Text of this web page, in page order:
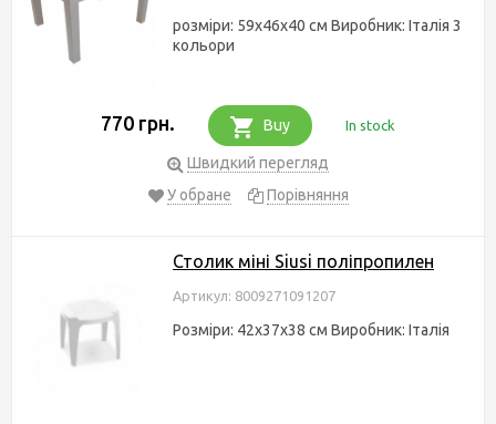
розміри: 59x46x40 см Виробник: Італія 3
кольори
770 грн. Buy In stock
Швидкий перегляд
У обране
Порівняння
Столик міні Siusi поліпропилен
Артикул: 8009271091207
Розміри: 42х37х38 см Виробник: Італія